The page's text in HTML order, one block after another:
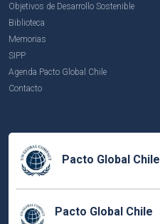
Objetivos de Desarrollo Sostenible
Biblioteca
Memorias
SIPP
Agenda Pacto Global Chile
Contacto
Pacto Global Chile
Pacto Global Chile